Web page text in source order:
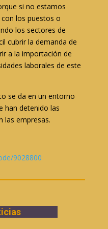
si no estamos
los puestos o
los sectores de
cubrir la demanda de
a la importación de
laborales de este
se da en un entorno
han detenido las
las empresas.
9028800